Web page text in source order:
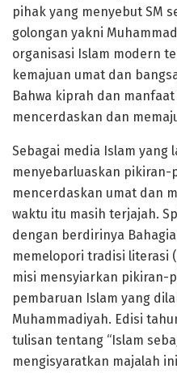
pihak yang menyebut SM
golongan yakni
organisasi Islam modern
kemajuan umat dan
Bahwa kiprah dan
mencerdaskan dan
Sebagai media Islam yang
menyebarluaskan pikiran-
mencerdaskan umat dan
waktu itu masih terjajah.
dengan berdirinya
memelopori tradisi literasi
misi mensyiarkan pikiran-
pembaruan Islam yang
Muhammadiyah. Edisi
tulisan tentang “Islam
mengisyaratkan majalah